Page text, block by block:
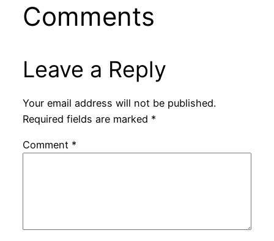
Comments
Leave a Reply
Your email address will not be published.
Required fields are marked *
Comment *